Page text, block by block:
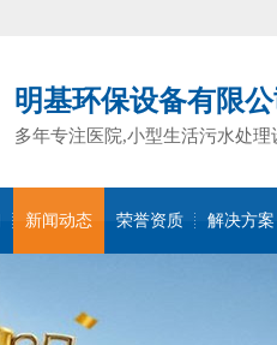
明基环保设备有限
多年专注医院,小型生活污水处
新闻动态 荣誉资质 解决方案